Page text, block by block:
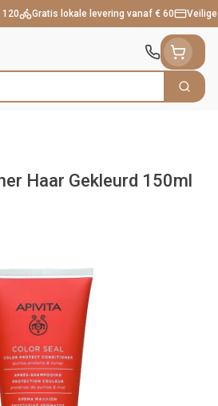
Gratis lokale levering vanaf € 60
Zoek
Haar Gekleurd 150ml